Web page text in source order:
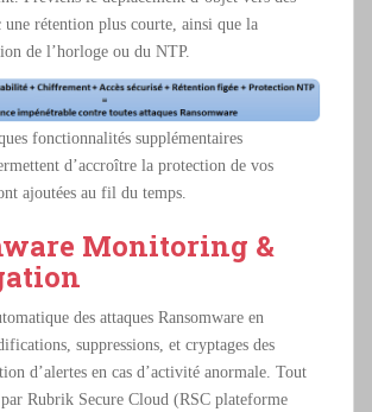
une rétention plus courte, ainsi que la
de l’horloge ou du NTP.
fonctionnalités supplémentaires
d’accroître la protection de vos
ajoutées au fil du temps.
Monitoring &
des attaques Ransomware en
suppressions, et cryptages des
d’alertes en cas d’activité anormale. Tout
Rubrik Secure Cloud (RSC plateforme